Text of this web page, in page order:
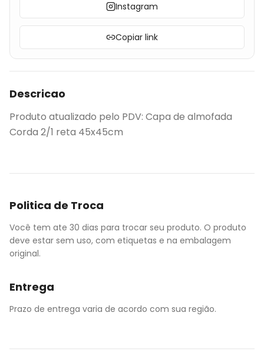
Instagram
Copiar link
Descricao
Produto atualizado pelo PDV: Capa de almofada
Corda 2/1 reta 45x45cm
Politica de Troca
Você tem ate 30 dias para trocar seu produto. O produto
deve estar sem uso, com etiquetas e na embalagem
original.
Entrega
Prazo de entrega varia de acordo com sua região.